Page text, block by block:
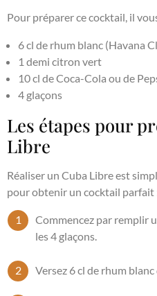
Pour préparer ce cocktail, il
6 cl de rhum blanc (Havana
1 demi citron vert
10 cl de Coca-Cola ou de
4 glaçons
Les étapes pour
Libre
Réaliser un Cuba Libre est
pour obtenir un cocktail parfait
Commencez par remplir
les 4 glaçons.
Versez 6 cl de rhum